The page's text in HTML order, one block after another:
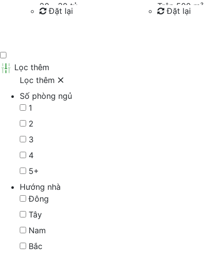
20 - 30 tỷ
30 - 40 tỷ
Đặt lại
Trên 500 m²
Đặt lại
Lọc thêm
Lọc thêm
Số phòng ngủ
1
2
3
4
5+
Hướng nhà
Đông
Tây
Nam
Bắc